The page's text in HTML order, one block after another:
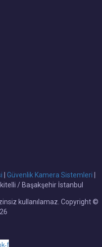
Güvenlik Kamera Sistemleri
/ Başakşehir İstanbul
kullanılamaz. Copyright ©
f